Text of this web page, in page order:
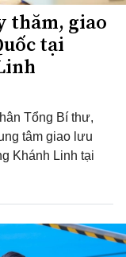
thăm, giao
tại
Tổng Bí thư,
tâm giao lưu
Khánh Linh tại